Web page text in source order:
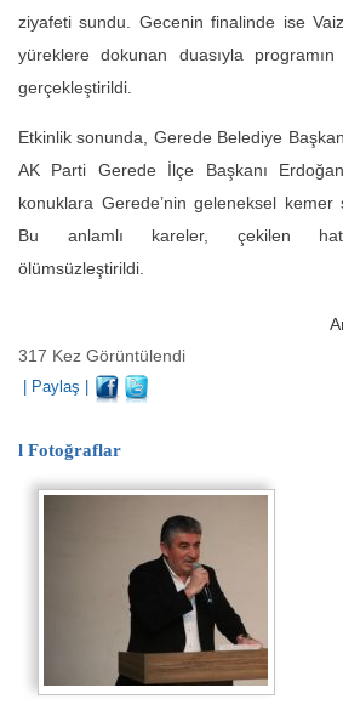
ziyafeti sundu. Gecenin finalinde ise Vaiz
yüreklere dokunan duasıyla programın
gerçekleştirildi.
Etkinlik sonunda, Gerede Belediye
AK Parti Gerede İlçe Başkanı
konuklara Gerede’nin geleneksel kemer
Bu anlamlı kareler, çekilen
ölümsüzleştirildi.
317 Kez Görüntülendi
Paylaş
l Fotoğraflar